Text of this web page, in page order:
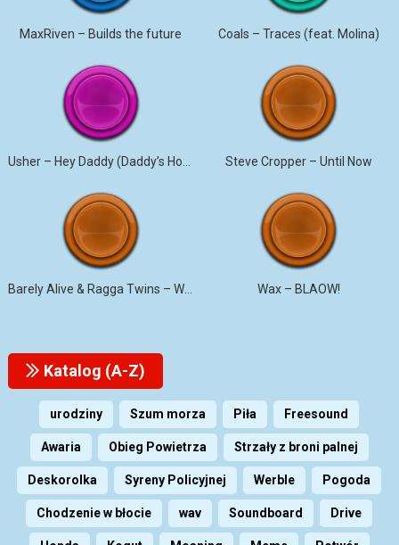
MaxRiven – Builds the future Coals – Traces (feat. Molina)
Steve Cropper – Until Now
Barely Alive & Ragga Twins – We Set It Wax – BLAOW!
Katalog (A-Z)
urodziny Szum morza Piła Freesound
Awaria Obieg Powietrza Strzały z broni palnej
Deskorolka Syreny Policyjnej Werble Pogoda
Chodzenie w błocie wav Soundboard Drive